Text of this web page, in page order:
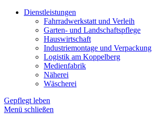
Dienstleistungen
Fahrradwerkstatt und Verleih
Garten- und Landschaftspflege
Hauswirtschaft
Industriemontage und Verpackung
Logistik am Koppelberg
Medienfabrik
Näherei
Wäscherei
Gepflegt leben
Menü schließen